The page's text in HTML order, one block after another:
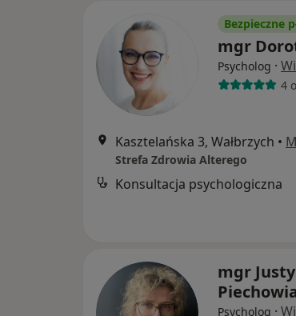
Bezpieczne
mgr
Psycholog ·
4
Kasztelańska 3, Wałbrzych •
Strefa Zdrowia Alterego
Konsultacja psychologiczna
mgr
Psycholog ·